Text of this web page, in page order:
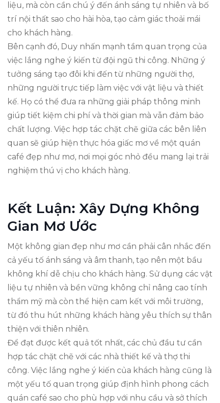
liệu, mà còn cần chú ý đến ánh sáng tự nhiên và bố
trí nội thất sao cho hài hòa, tạo cảm giác thoải mái
cho khách hàng.
Bên cạnh đó, Duy nhấn mạnh tầm quan trọng của
việc lắng nghe ý kiến từ đội ngũ thi công. Những ý
tưởng sáng tạo đôi khi đến từ những người thợ,
những người trực tiếp làm việc với vật liệu và thiết
kế. Họ có thể đưa ra những giải pháp thông minh
giúp tiết kiệm chi phí và thời gian mà vẫn đảm bảo
chất lượng. Việc hợp tác chặt chẽ giữa các bên liên
quan sẽ giúp hiện thực hóa giấc mơ về một quán
café đẹp như mơ, nơi mọi góc nhỏ đều mang lại trải
nghiệm thú vị cho khách hàng.
Kết Luận: Xây Dựng Không
Gian Mơ Ước
Một không gian đẹp như mơ cần phải cân nhắc đến
cả yếu tố ánh sáng và âm thanh, tạo nên một bầu
không khí dễ chịu cho khách hàng. Sử dụng các vật
liệu tự nhiên và bền vững không chỉ nâng cao tính
thẩm mỹ mà còn thể hiện cam kết với môi trường,
từ đó thu hút những khách hàng yêu thích sự thân
thiện với thiên nhiên.
Để đạt được kết quả tốt nhất, các chủ đầu tư cần
hợp tác chặt chẽ với các nhà thiết kế và thợ thi
công. Việc lắng nghe ý kiến của khách hàng cũng là
một yếu tố quan trọng giúp định hình phong cách
quán café sao cho phù hợp với nhu cầu và sở thích